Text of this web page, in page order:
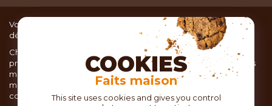
Vous recherchez du matériel de cuisine pour concocter de
délicieux plats ou des pâtisseries dignes d’un grand chef ?
Chez TOC, boutique d’ustensiles de cuisine, nous vous
proposons une large sélection de produits issus des meilleures
marques de matériel de cuisine: Ustensiles de pâtisserie,
matériel de cuisson, service de table, ustensiles de cuisine,
coutellerie, set picnic.
COOKIES
Faits maison
This site uses cookies and gives you control